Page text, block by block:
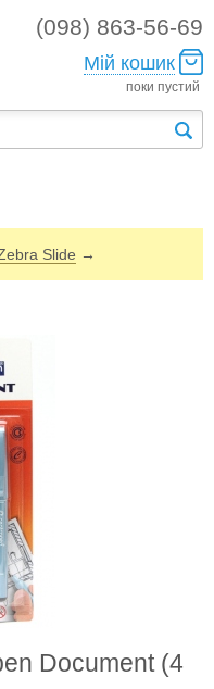
(098) 863-56-69
Мій кошик
поки пустий
Slide →
Document (4